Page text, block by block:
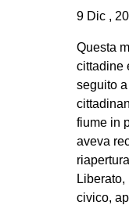
9 Dic ,
Questa
cittadine
seguito a
fiume in
aveva
civico,